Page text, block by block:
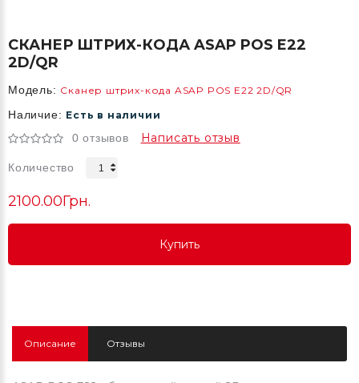
СКАНЕР ШТРИХ-КОДА ASAP POS E22
2D/QR
Модель: Сканер штрих-кода ASAP POS E22 2D/QR
Наличие: Есть в наличии
0 отзывов Написать отзыв
Количество
2100.00Грн.
Купить
Купить
Описание Отзывы